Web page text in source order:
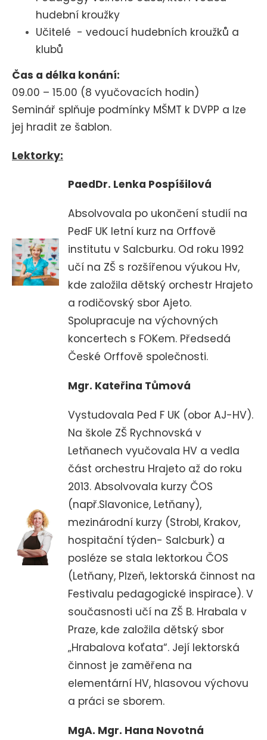
hudební kroužky
Učitelé - vedoucí hudebních kroužků a
klubů
Čas a délka konání:
09.00 – 15.00 (8 vyučovacích hodin)
Seminář splňuje podmínky MŠMT k DVPP a lze
jej hradit ze šablon.
Lektorky:
PaedDr. Lenka Pospíšilová
Absolvovala po ukončení studií na
PedF UK letní kurz na Orffově
institutu v Salcburku. Od roku 1992
učí na ZŠ s rozšířenou výukou Hv,
kde založila dětský orchestr Hrajeto
a rodičovský sbor Ajeto.
Spolupracuje na výchovných
koncertech s FOKem. Předsedá
České Orffově společnosti.
Mgr. Kateřina Tůmová
Vystudovala Ped F UK (obor AJ-HV).
Na škole ZŠ Rychnovská v
Letňanech vyučovala HV a vedla
část orchestru Hrajeto až do roku
2013. Absolvovala kurzy ČOS
(např.Slavonice, Letňany),
mezinárodní kurzy (Strobl, Krakov,
hospitační týden- Salcburk) a
posléze se stala lektorkou ČOS
(Letňany, Plzeň, lektorská činnost na
Festivalu pedagogické inspirace). V
současnosti učí na ZŠ B. Hrabala v
Praze, kde založila dětský sbor
„Hrabalova koťata“. Její lektorská
činnost je zaměřena na
elementární HV, hlasovou výchovu
a práci se sborem.
MgA. Mgr. Hana Novotná